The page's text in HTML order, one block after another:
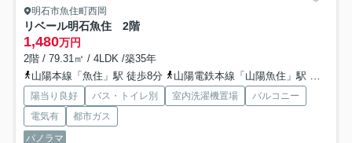
明石市魚住町西岡
リベール明石魚住 2階
1,480万円
2階 / 79.31㎡ / 4LDK /築35年
山陽本線「魚住」駅 徒歩8分
山陽電鉄本線「山陽魚住」駅 徒歩22分
陽当り良好 バス・トイレ別 室内洗濯機置場
バルコニー
電気有
都市ガス
パノラマ